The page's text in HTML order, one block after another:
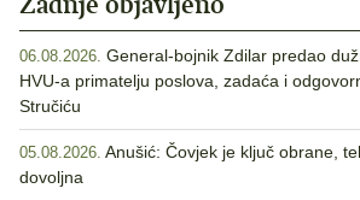
06.08.2026. General-bojnik Zdilar predao
HVU-a primatelju poslova, zadaća i
Stručiću
05.08.2026. Anušić: Čovjek je ključ obrane,
dovoljna